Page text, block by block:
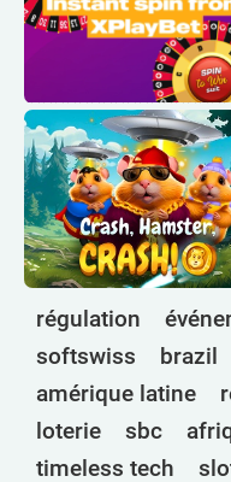
Eswatini
Gambie
Ghana
Guinée
Guinée Équatoriale
Guinée-Bissau
Indonésie
Kenya
Lesotho
Libéria
Libye
Adresse :
Téléphone :
Email:
régulation
softswiss
brazil
amérique latine
loterie
sbc
timeless tech